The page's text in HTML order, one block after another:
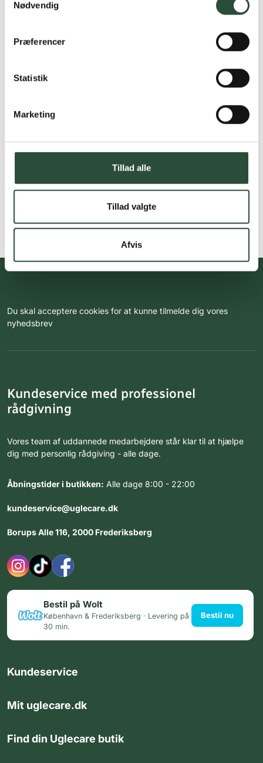
Nødvendig
Præferencer
Statistik
Marketing
Tillad alle
Tillad valgte
Afvis
Du skal acceptere cookies for at kunne tilmelde dig vores
nyhedsbrev
Kundeservice med professionel
rådgivning
Vores team af uddannede medarbejdere står klar til at hjælpe
dig med personlig rådgiving - alle dage.
Åbningstider i butikken: Alle dage 8:00 - 22:00
kundeservice@uglecare.dk
Borups Alle 116, 2000 Frederiksberg
Bestil på Wolt
København & Frederiksberg · Levering på
30 min.
Bestil nu
Kundeservice
Mit uglecare.dk
Find din Uglecare butik